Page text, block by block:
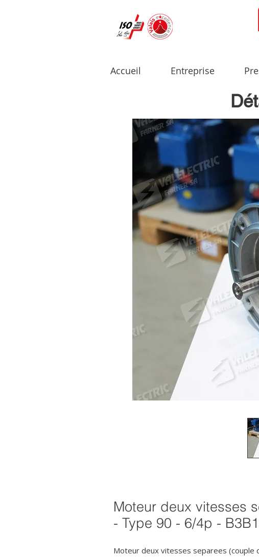
Accueil Entreprise
Moteur deux vitesses
- Type 90 - 6/4p -
Moteur deux vitesses separees (couple